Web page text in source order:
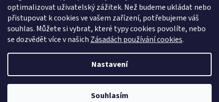
optimalizovat uživatelský zážitek. Než budeme ukládat nebo
přistupovat k cookies ve vašem zařízení, potřebujeme váš
souhlas. Můžete si vybrat, které typy cookies povolíte, nebo
se dozvědět více v našich Zásadách používání cookies.
Nastavení
Souhlasím
Copyright 2026Dřevotéka. Všechna práva vyhrazena.Upravit
nastavení cookies